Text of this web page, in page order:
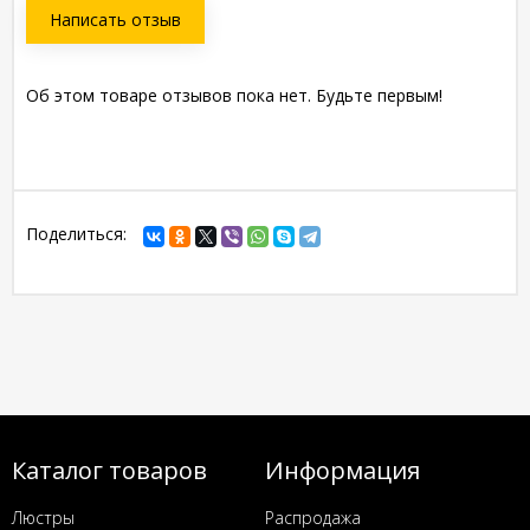
Написать отзыв
Об этом товаре отзывов пока нет. Будьте первым!
Поделиться:
Каталог товаров
Люстры
Информация
Распродажа